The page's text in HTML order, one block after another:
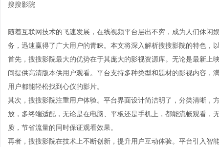
搜搜影院
随着互联网技术的飞速发展，在线视频平台层出不穷，成为人们休
务，迅速赢得了广大用户的青睐。本文将深入解析搜搜影院的特色，
首先，搜搜影院最大的优势在于其庞大的影视资源库。无论是最新上
间提供高清版本供用户观看。平台支持多种类型和题材的影视内容
用户都能轻松找到心仪的影片。
其次，搜搜影院注重用户体验。平台界面设计简洁明了，分类清晰，
放，多终端适配，无论是在电脑、平板还是手机上，都能流畅观看
质，节省流量的同时保证观看效果。
再者，搜搜影院在技术上不断创新，提升用户互动体验。平台引入智